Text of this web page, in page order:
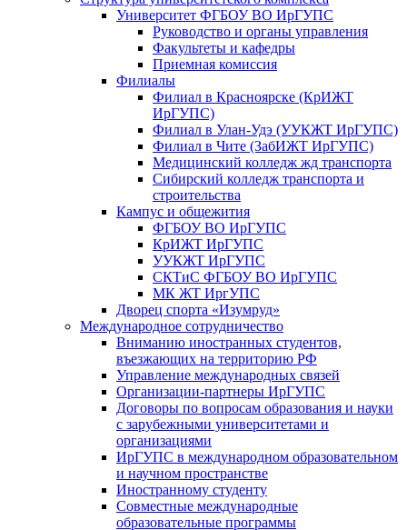
Университет ФГБОУ ВО ИрГУПС
Руководство и органы управления
Факультеты и кафедры
Приемная комиссия
Филиалы
Филиал в Красноярске (КрИЖТ
ИрГУПС)
Филиал в Улан-Удэ (УУКЖТ ИрГУПС)
Филиал в Чите (ЗабИЖТ ИрГУПС)
Медицинский колледж жд транспорта
Сибирский колледж транспорта и
строительства
Кампус и общежития
ФГБОУ ВО ИрГУПС
КрИЖТ ИрГУПС
УУКЖТ ИрГУПС
СКТиС ФГБОУ ВО ИрГУПС
МК ЖТ ИргУПС
Дворец спорта «Изумруд»
Международное сотрудничество
Вниманию иностранных студентов,
въезжающих на территорию РФ
Управление международных связей
Организации-партнеры ИрГУПС
Договоры по вопросам образования и науки
с зарубежными университетами и
организациями
ИрГУПС в международном образовательном
и научном пространстве
Иностранному студенту
Совместные международные
образовательные программы